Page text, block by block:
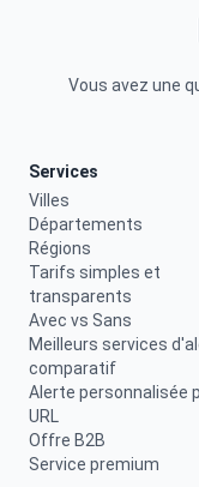
Vous avez une
Services
Villes
Départements
Régions
Tarifs simples et
transparents
Avec vs Sans
Meilleurs services
comparatif
Alerte personnalisée
URL
Offre B2B
Service premium